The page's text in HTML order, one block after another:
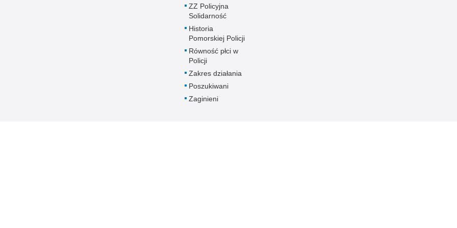
ZZ Policyjna
Solidarność
Historia
Pomorskiej Policji
Równość płci w
Policji
Zakres działania
Poszukiwani
Zaginieni